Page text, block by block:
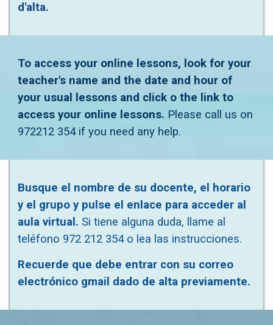
d'alta.
To access your online lessons, look for your
teacher's name and the date and hour of
your usual lessons and click o the link to
access your online lessons. Please call us on
972212 354 if you need any help.
Busque el nombre de su docente, el horario
y el grupo y pulse el enlace para acceder al
aula virtual. Si tiene alguna duda, llame al
teléfono 972 212 354 o lea las instrucciones.
Recuerde que debe entrar con su correo
electrónico gmail dado de alta previamente.